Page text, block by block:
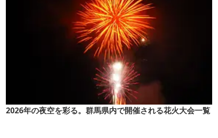
2026年の夜空を彩る。群馬県内で開催される花火大会一覧